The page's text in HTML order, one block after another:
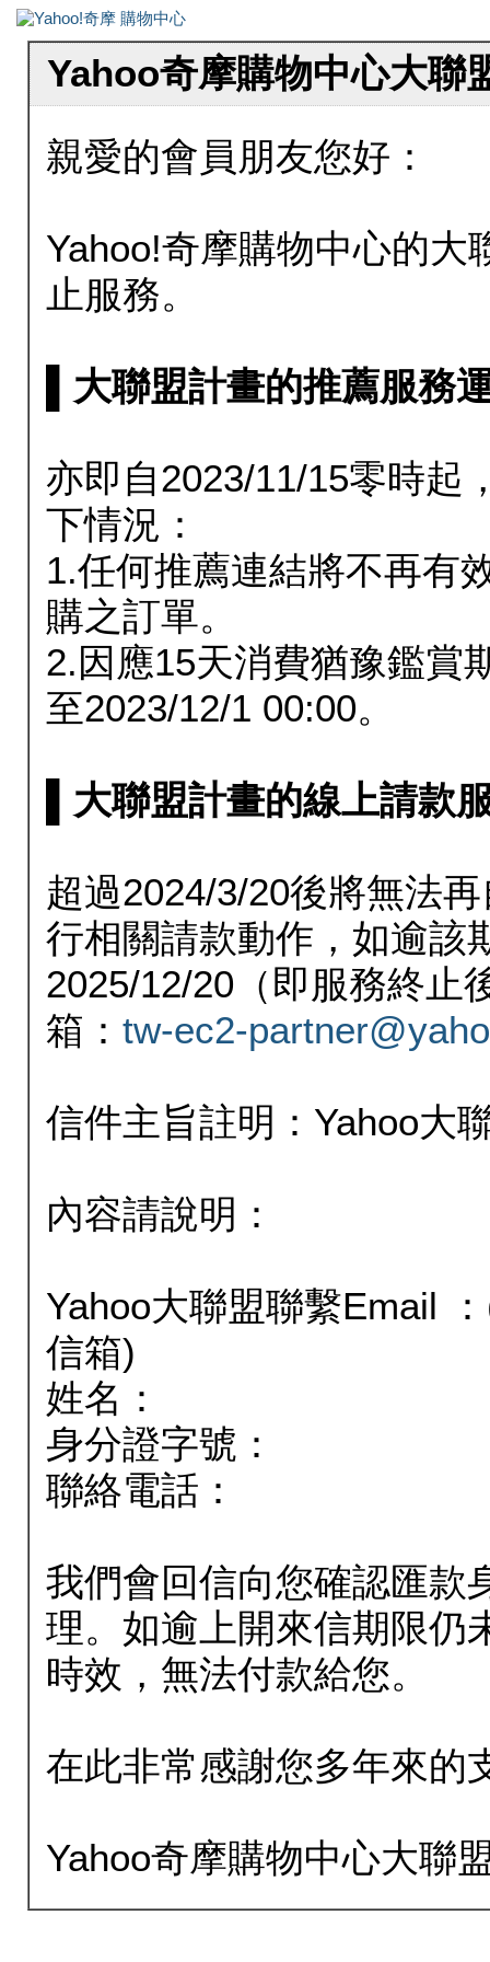
Yahoo奇摩購物中心大聯
親愛的會員朋友您好：
Yahoo!奇摩購物中心的大
止服務。
▌大聯盟計畫的推薦服務
亦即自2023/11/15零時起
下情況：
1.任何推薦連結將不再有
購之訂單。
2.因應15天消費猶豫鑑賞
至2023/12/1 00:00。
▌大聯盟計畫的線上請款
超過2024/3/20後將無法
行相關請款動作，如逾該
2025/12/20（即服務終止
箱： tw-ec2-
信件主旨註明：Yahoo大
內容請說明：
Yahoo大聯盟聯繫Email
信箱)
姓名：
身分證字號：
聯絡電話：
我們會回信向您確認匯款
理。如逾上開來信期限仍
時效，無法付款給您。
在此非常感謝您多年來的
Yahoo奇摩購物中心大